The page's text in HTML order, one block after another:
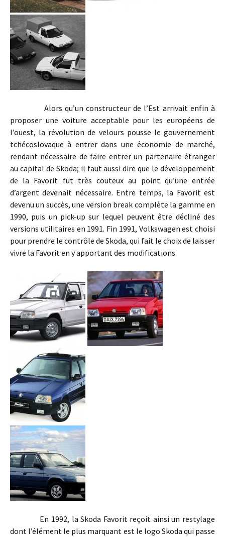
Alors qu’un constructeur de l’Est arrivait enfin à
proposer une voiture acceptable pour les européens de
l’ouest, la révolution de velours pousse le gouvernement
tchécoslovaque à entrer dans une économie de marché,
rendant nécessaire de faire entrer un partenaire étranger
au capital de Skoda; il faut aussi dire que le développement
de la Favorit fut très couteux au point qu’une entrée
d’argent devenait nécessaire. Entre temps, la Favorit est
devenu un succès, une version break complète la gamme en
1990, puis un pick-up sur lequel peuvent être décliné des
versions utilitaires en 1991. Fin 1991, Volkswagen est choisi
pour prendre le contrôle de Skoda, qui fait le choix de laisser
vivre la Favorit en y apportant des modifications.
En 1992, la Skoda Favorit reçoit ainsi un restylage
dont l’élément le plus marquant est le logo Skoda qui passe